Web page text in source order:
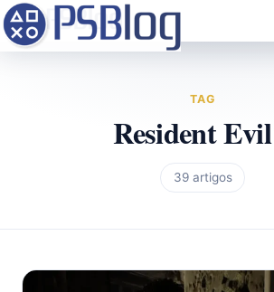
TAG
Resident
39 artigos